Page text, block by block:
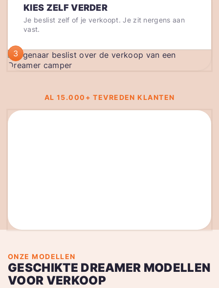
KIES ZELF VERDER
Je beslist zelf of je verkoopt. Je zit nergens aan
vast.
3
AL 15.000+ TEVREDEN KLANTEN
ONZE MODELLEN
GESCHIKTE DREAMER MODELLEN
VOOR VERKOOP